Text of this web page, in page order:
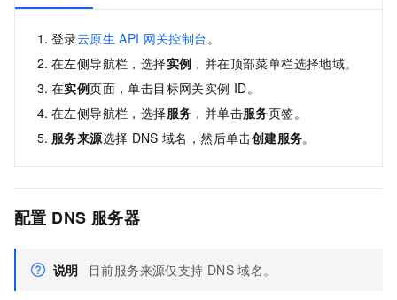
登录云原生 API 网关控制台。
在左侧导航栏，选择实例 ，并在顶部菜单栏选择地域。
在实例页面，单击目标网关实例 ID。
在左侧导航栏，选择服务 ，并单击服务页签。
服务来源选择 DNS 域名，然后单击创建服务。
配置 DNS 服务器
说明 目前服务来源仅支持 DNS 域名。